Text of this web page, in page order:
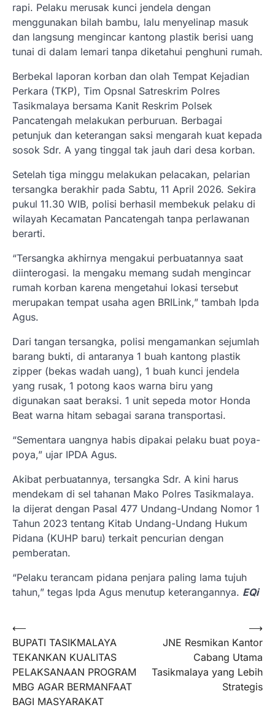
rapi. Pelaku merusak kunci jendela dengan
menggunakan bilah bambu, lalu menyelinap masuk
dan langsung mengincar kantong plastik berisi uang
tunai di dalam lemari tanpa diketahui penghuni rumah.
Berbekal laporan korban dan olah Tempat Kejadian
Perkara (TKP), Tim Opsnal Satreskrim Polres
Tasikmalaya bersama Kanit Reskrim Polsek
Pancatengah melakukan perburuan. Berbagai
petunjuk dan keterangan saksi mengarah kuat kepada
sosok Sdr. A yang tinggal tak jauh dari desa korban.
Setelah tiga minggu melakukan pelacakan, pelarian
tersangka berakhir pada Sabtu, 11 April 2026. Sekira
pukul 11.30 WIB, polisi berhasil membekuk pelaku di
wilayah Kecamatan Pancatengah tanpa perlawanan
berarti.
“Tersangka akhirnya mengakui perbuatannya saat
diinterogasi. Ia mengaku memang sudah mengincar
rumah korban karena mengetahui lokasi tersebut
merupakan tempat usaha agen BRILink,” tambah Ipda
Agus.
Dari tangan tersangka, polisi mengamankan sejumlah
barang bukti, di antaranya 1 buah kantong plastik
zipper (bekas wadah uang), 1 buah kunci jendela
yang rusak, 1 potong kaos warna biru yang
digunakan saat beraksi. 1 unit sepeda motor Honda
Beat warna hitam sebagai sarana transportasi.
“Sementara uangnya habis dipakai pelaku buat poya-
poya,” ujar IPDA Agus.
Akibat perbuatannya, tersangka Sdr. A kini harus
mendekam di sel tahanan Mako Polres Tasikmalaya.
Ia dijerat dengan Pasal 477 Undang-Undang Nomor 1
Tahun 2023 tentang Kitab Undang-Undang Hukum
Pidana (KUHP baru) terkait pencurian dengan
pemberatan.
“Pelaku terancam pidana penjara paling lama tujuh
tahun,” tegas Ipda Agus menutup keterangannya. EQi
Navigasi
pos
⟵
BUPATI TASIKMALAYA
TEKANKAN KUALITAS
PELAKSANAAN PROGRAM
MBG AGAR BERMANFAAT
BAGI MASYARAKAT
JNE Resmikan Kantor
Cabang Utama
Tasikmalaya yang Lebih
Strategis
⟶